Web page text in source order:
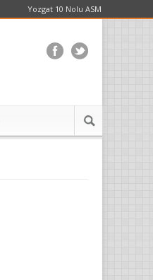
Yozgat 10 Nolu ASM